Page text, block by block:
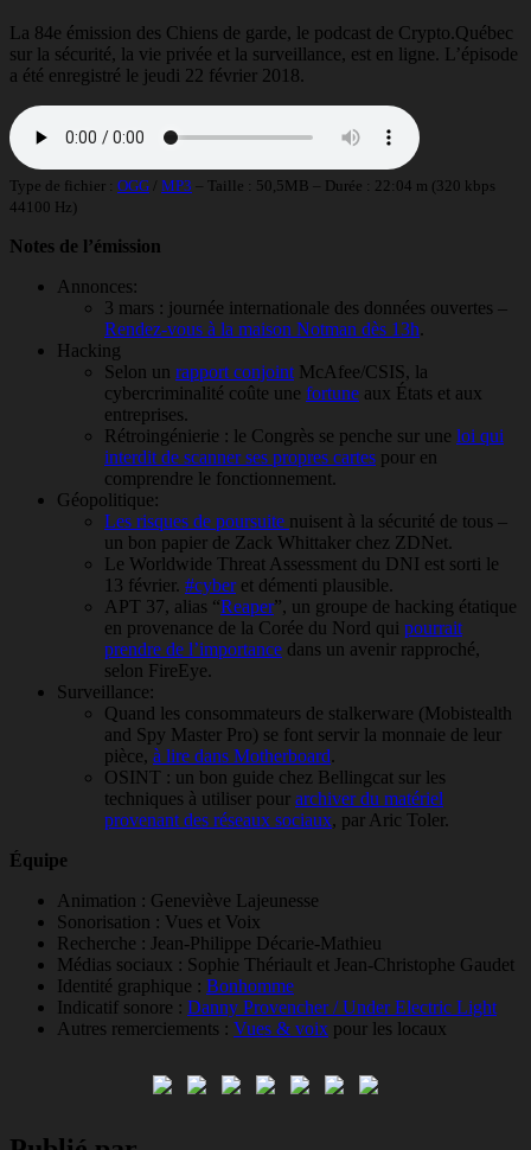
La 84e émission des Chiens de garde, le podcast de Crypto.Québec
sur la sécurité, la vie privée et la surveillance, est en ligne. L’épisode
a été enregistré le jeudi 22 février 2018.
Type de fichier : OGG MP3 – Taille : 50,5MB – Durée : 22:04 m (320 kbps
44100 Hz)
Notes de l’émission
Annonces:
3 mars : journée internationale des données ouvertes –
Rendez-vous à la maison Notman dès 13h.
Hacking
Selon un rapport conjoint McAfee/CSIS, la
cybercriminalité coûte une fortune aux États et aux
entreprises.
Rétroingénierie : le Congrès se penche sur une loi qui
interdit de scanner ses propres cartes pour en
comprendre le fonctionnement.
Géopolitique:
Les risques de poursuite nuisent à la sécurité de tous –
un bon papier de Zack Whittaker chez ZDNet.
Le Worldwide Threat Assessment du DNI est sorti le
13 février. #cyberet démenti plausible.
APT 37, alias “Reaper”, un groupe de hacking étatique
en provenance de la Corée du Nord qui pourrait
prendre de l’importance dans un avenir rapproché,
selon FireEye.
Surveillance:
Quand les consommateurs de stalkerware (Mobistealth
and Spy Master Pro) se font servir la monnaie de leur
pièce, à lire dans Motherboard.
OSINT : un bon guide chez Bellingcat sur les
techniques à utiliser pour archiver du matériel
provenant des réseaux sociaux, par Aric Toler.
Équipe
Animation : Geneviève Lajeunesse
Sonorisation : Vues et Voix
Recherche : Jean-Philippe Décarie-Mathieu
Médias sociaux : Sophie Thériault et Jean-Christophe Gaudet
Identité graphique : Bonhomme
Indicatif sonore : Danny Provencher / Under Electric Light
Autres remerciements : Vues & voix pour les locaux